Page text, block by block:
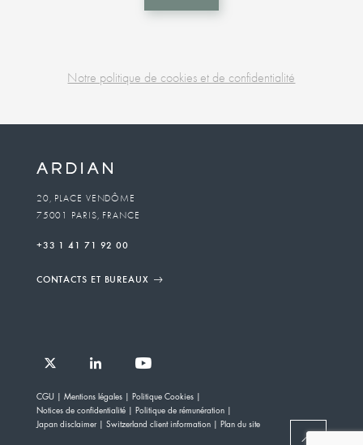
Notre politique de cookies et de confidentialité
unit
To
email
20, PLACE VENDÔME
75001 PARIS, FRANCE
+33 1 41 71 92 00
Ardian
on
Ardian
on
Ardian
on
on
Jobs
CONTACTS ET BUREAUX
CGU Mentions légales
Politique Cookies
Notices de confidentialité
Politique de rémunération
Japan disclaimer
Switzerland client information Plan du site